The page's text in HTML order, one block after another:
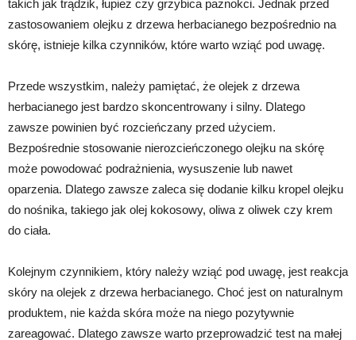
takich jak trądzik, łupież czy grzybica paznokci. Jednak przed
zastosowaniem olejku z drzewa herbacianego bezpośrednio na
skórę, istnieje kilka czynników, które warto wziąć pod uwagę.
Przede wszystkim, należy pamiętać, że olejek z drzewa
herbacianego jest bardzo skoncentrowany i silny. Dlatego
zawsze powinien być rozcieńczany przed użyciem.
Bezpośrednie stosowanie nierozcieńczonego olejku na skórę
może powodować podrażnienia, wysuszenie lub nawet
oparzenia. Dlatego zawsze zaleca się dodanie kilku kropel olejku
do nośnika, takiego jak olej kokosowy, oliwa z oliwek czy krem
do ciała.
Kolejnym czynnikiem, który należy wziąć pod uwagę, jest reakcja
skóry na olejek z drzewa herbacianego. Choć jest on naturalnym
produktem, nie każda skóra może na niego pozytywnie
zareagować. Dlatego zawsze warto przeprowadzić test na małej